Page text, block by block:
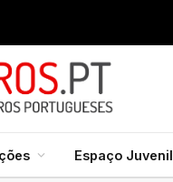
Espaço Juvenil